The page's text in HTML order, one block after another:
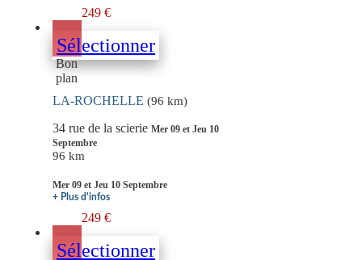
249 €
Sélectionner
Bon
plan
LA-ROCHELLE (96 km)
34 rue de la scierie Mer 09 et Jeu 10
Septembre
96 km
Mer 09 et Jeu 10 Septembre
+ Plus d'infos
249 €
Sélectionner